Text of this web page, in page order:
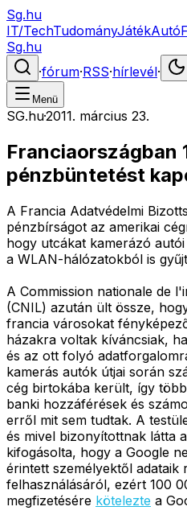
Sg.hu
IT/TechTudományJátékAutó
Sg.hu
·fórum·RSS·hírlevél·
Menü
SG.hu·2011. március 23.
Franciaországban
pénzbüntetést
A Francia Adatvédelmi
pénzbírságot az amerikai
hogy utcákat kamerázó
a WLAN-hálózatokból is
A Commission nationale de
(CNIL) azután ült össze,
francia városokat
házakra voltak kíváncsiak,
és az ott folyó
kamerás autók útjai során
cég birtokába került, így
banki hozzáférések és
erről mit sem tudtak. A
és mivel bizonyítottnak látta
kifogásolta, hogy a Google
érintett személyektől adataik
felhasználásáról, ezért 100
megfizetésére kötelezte a